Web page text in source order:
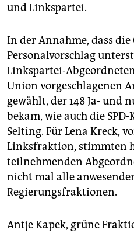
und Linkspartei.
In der Annahme, dass
Personalvorschlag
Linkspartei-
Union vorgeschlagenen
gewählt, der 148 Ja- und
bekam, wie auch die
Selting. Für Lena Kreck,
Linksfraktion, stimmten
teilnehmenden
nicht mal alle
Regierungsfraktionen.
Antje Kapek, grüne